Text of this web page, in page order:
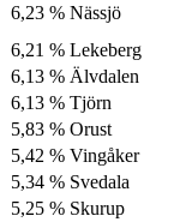
6,23 % Nässjö
6,21 % Lekeberg
6,13 % Älvdalen
6,13 % Tjörn
5,83 % Orust
5,42 % Vingåker
5,34 % Svedala
5,25 % Skurup